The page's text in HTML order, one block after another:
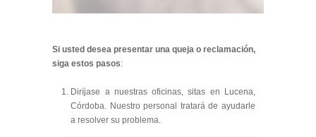
Si usted desea presentar una queja o reclamación,
siga estos pasos:
Diríjase a nuestras oficinas, sitas en Lucena,
Córdoba. Nuestro personal tratará de ayudarle
a resolver su problema.